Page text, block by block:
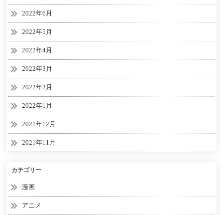
2022年6月
2022年5月
2022年4月
2022年3月
2022年2月
2022年1月
2021年12月
2021年11月
カテゴリー
漫画
アニメ